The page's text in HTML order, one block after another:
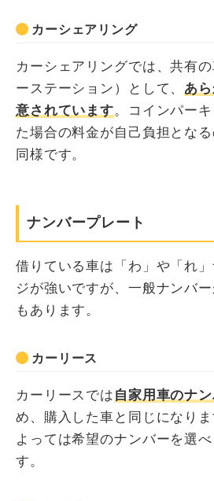
カーシェアリング
カーシェアリングでは、共有
ーステーション）として、 あ
意されています。コインパー
た場合の料金が自己負担とな
同様です。
ナンバープレート
借りている車は「わ」や「れ
ジが強いですが、一般ナンバ
もあります。
カーリース
カーリースでは 自家用車のナ
め、購入した車と同じになり
よっては希望のナンバーを選
す。